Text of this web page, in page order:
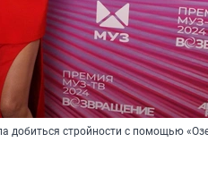
добиться стройности с помощью